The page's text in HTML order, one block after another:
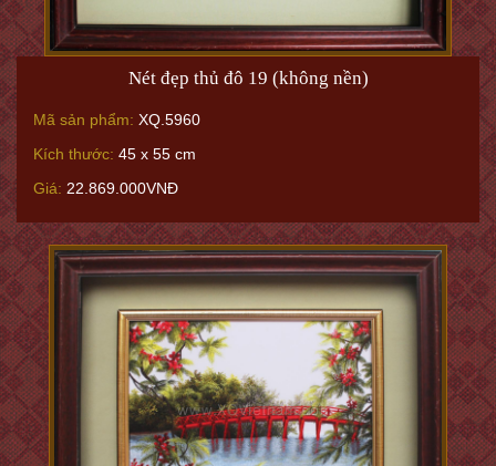
Nét đẹp thủ đô 19 (không nền)
Mã sản phẩm: XQ.5960
Kích thước: 45 x 55 cm
Giá: 22.869.000VNĐ